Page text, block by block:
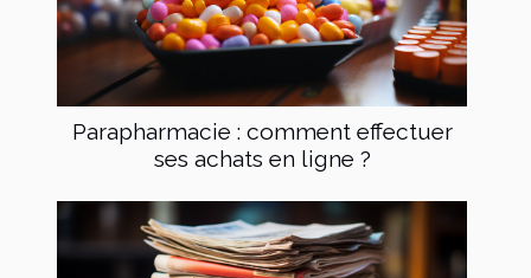
Parapharmacie : comment effectuer
ses achats en ligne ?